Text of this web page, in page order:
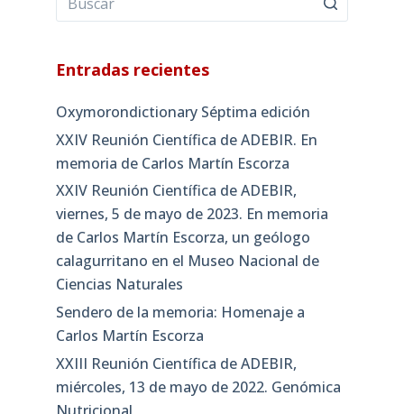
Entradas recientes
Oxymorondictionary Séptima edición
XXIV Reunión Científica de ADEBIR. En
memoria de Carlos Martín Escorza
XXIV Reunión Científica de ADEBIR,
viernes, 5 de mayo de 2023. En memoria
de Carlos Martín Escorza, un geólogo
calagurritano en el Museo Nacional de
Ciencias Naturales
Sendero de la memoria: Homenaje a
Carlos Martín Escorza
XXIII Reunión Científica de ADEBIR,
miércoles, 13 de mayo de 2022. Genómica